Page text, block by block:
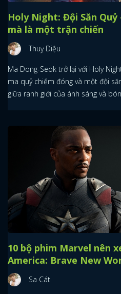
Holy Night: Đội Săn
mà là một trận chiến
Thuỵ Diệu
Ma Dong-Seok trở lại với Holy
ma quỷ chiếm đóng và một đội
giữa ranh giới của ánh sáng và
10 bộ phim Marvel nên
America: Brave New
Sa Cát